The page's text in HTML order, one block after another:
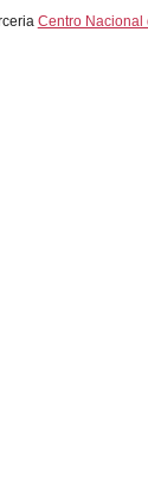
Centro Nacional